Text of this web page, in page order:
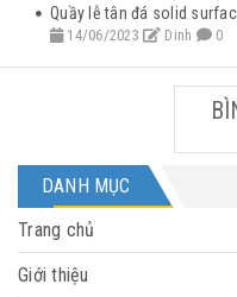
Quầy lễ tân đá solid
14/06/2023 Dinh 0
DANH MỤC
Trang chủ
Giới thiệu